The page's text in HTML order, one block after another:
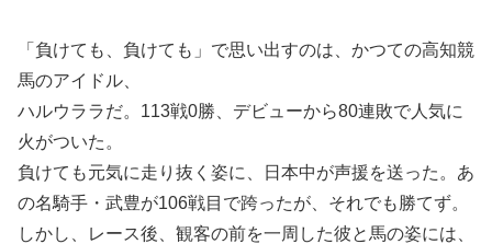
「負けても、負けても」で思い出すのは、かつての高知競
馬のアイドル、
ハルウララだ。113戦0勝、デビューから80連敗で人気に
火がついた。
負けても元気に走り抜く姿に、日本中が声援を送った。あ
の名騎手・武豊が106戦目で跨ったが、それでも勝てず。
しかし、レース後、観客の前を一周した彼と馬の姿には、